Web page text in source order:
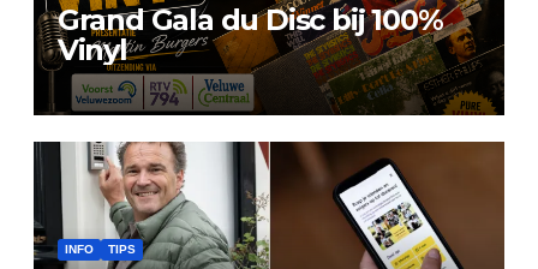
Grand Gala du Disc bij 100%
Vinyl
INFO TIPS